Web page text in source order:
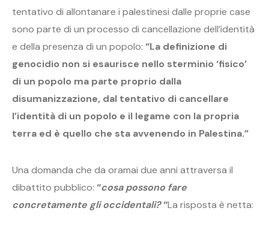
tentativo di allontanare i palestinesi dalle proprie case
sono parte di un processo di cancellazione dell’identità
e della presenza di un popolo: “La definizione di
genocidio non si esaurisce nello sterminio ‘fisico’
di un popolo ma parte proprio dalla
disumanizzazione, dal tentativo di cancellare
l’identità di un popolo e il legame con la propria
terra ed è quello che sta avvenendo in Palestina.”
Una domanda che da oramai due anni attraversa il
dibattito pubblico: “cosa possono fare
concretamente gli occidentali?“La risposta è netta: